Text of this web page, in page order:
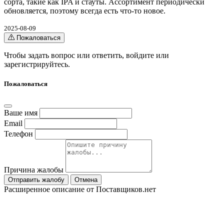
обновляется, поэтому всегда есть что-то новое.
2025-08-09
Пожаловаться
Чтобы задать вопрос или ответить, войдите или
зарегистрируйтесь.
Пожаловаться
Ваше имя
Email
Телефон
Причина жалобы
Отправить жалобу Отмена
Расширенное описание от Поставщиков.нет